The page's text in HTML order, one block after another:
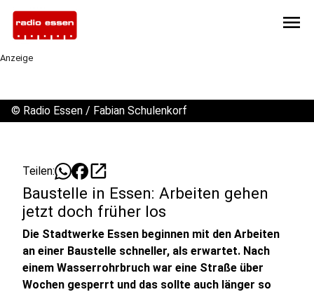
menu
Anzeige
© Radio Essen / Fabian Schulenkorf
Teilen: open_in_new
Baustelle in Essen: Arbeiten gehen
jetzt doch früher los
Die Stadtwerke Essen beginnen mit den Arbeiten
an einer Baustelle schneller, als erwartet. Nach
einem Wasserrohrbruch war eine Straße über
Wochen gesperrt und das sollte auch länger so